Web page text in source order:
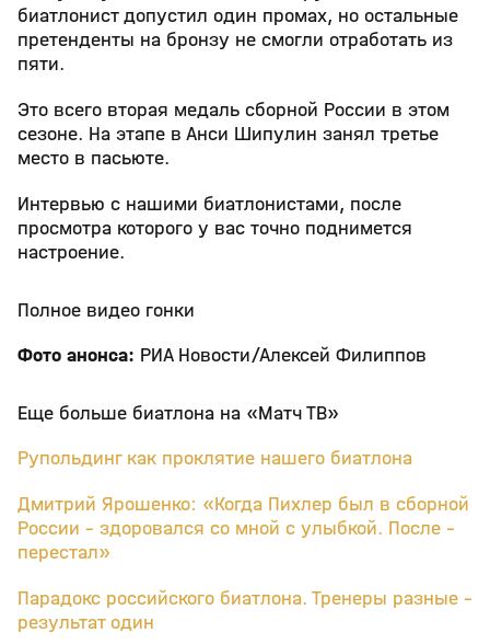
биатлонист допустил один промах, но остальные
претенденты на бронзу не смогли отработать из
пяти.
Это всего вторая медаль сборной России в этом
сезоне. На этапе в Анси Шипулин занял третье
место в пасьюте.
Интервью с нашими биатлонистами, после
просмотра которого у вас точно поднимется
настроение.
Полное видео гонки
Фото анонса: РИА Новости/Алексей Филиппов
Еще больше биатлона на «Матч ТВ»
Рупольдинг как проклятие нашего биатлона
Дмитрий Ярошенко: «Когда Пихлер был в сборной
России – здоровался со мной с улыбкой. После –
перестал»
Парадокс российского биатлона. Тренеры разные -
результат один